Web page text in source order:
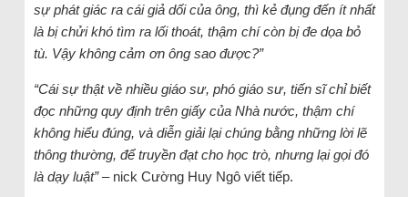
sự phát giác ra cái giả dối của ông, thì kẻ đụng đến ít nhất
là bị chửi khó tìm ra lối thoát, thậm chí còn bị đe dọa bỏ
tù. Vậy không cảm ơn ông sao được?”
“Cái sự thật về nhiều giáo sư, phó giáo sư, tiến sĩ chỉ biết
đọc những quy định trên giấy của Nhà nước, thậm chí
không hiểu đúng, và diễn giải lại chúng bằng những lời lẽ
thông thường, để truyền đạt cho học trò, nhưng lại gọi đó
là dạy luật” –nick Cường Huy Ngô viết tiếp.